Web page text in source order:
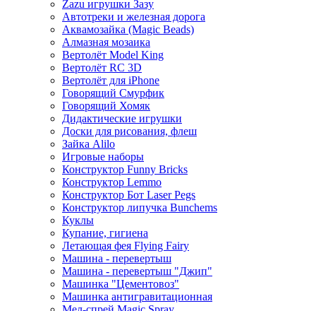
Zazu игрушки Зазу
Автотреки и железная дорога
Аквамозайка (Magic Beads)
Алмазная мозаика
Вертолёт Model King
Вертолёт RC 3D
Вертолёт для iPhone
Говорящий Смурфик
Говорящий Хомяк
Дидактические игрушки
Доски для рисования, флеш
Зайка Alilo
Игровые наборы
Конструктор Funny Bricks
Конструктор Lemmo
Конструктор Бот Laser Pegs
Конструктор липучка Bunchems
Куклы
Купание, гигиена
Летающая фея Flying Fairy
Машина - перевертыш
Машина - перевертыш "Джип"
Машинка "Цементовоз"
Машинка антигравитационная